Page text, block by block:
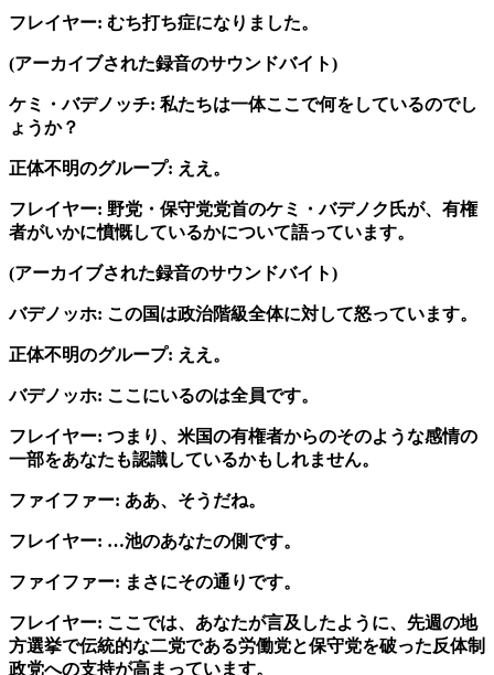
フレイヤー: むち打ち症になりました。
(アーカイブされた録音のサウンドバイト)
ケミ・バデノッチ: 私たちは一体ここで何をしているのでし
ょうか？
正体不明のグループ: ええ。
フレイヤー: 野党・保守党党首のケミ・バデノク氏が、有権
者がいかに憤慨しているかについて語っています。
(アーカイブされた録音のサウンドバイト)
バデノッホ: この国は政治階級全体に対して怒っています。
正体不明のグループ: ええ。
バデノッホ: ここにいるのは全員です。
フレイヤー: つまり、米国の有権者からのそのような感情の
一部をあなたも認識しているかもしれません。
ファイファー: ああ、そうだね。
フレイヤー: …池のあなたの側です。
ファイファー: まさにその通りです。
フレイヤー: ここでは、あなたが言及したように、先週の地
方選挙で伝統的な二党である労働党と保守党を破った反体制
政党への支持が高まっています。